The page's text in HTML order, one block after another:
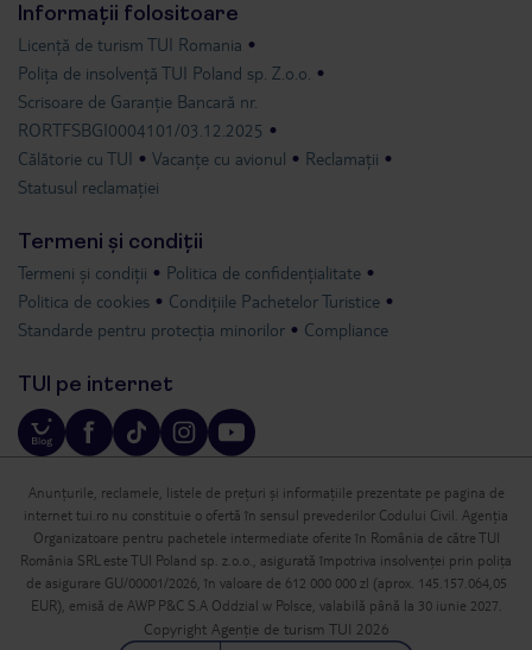
Informații folositoare
Licență de turism TUI Romania
Polița de insolvență TUI Poland sp. Z.o.o.
Scrisoare de Garanție Bancară nr.
RORTFSBGI0004101/03.12.2025
Călătorie cu TUI
Vacanțe cu avionul
Reclamații
Statusul reclamației
Termeni și condiții
Termeni și condiții
Politica de confidențialitate
Politica de cookies
Condițiile Pachetelor Turistice
Standarde pentru protecția minorilor
Compliance
TUI pe internet
Anunțurile, reclamele, listele de prețuri și informațiile prezentate pe pagina de
internet tui.ro nu constituie o ofertă în sensul prevederilor Codului Civil. Agenția
Organizatoare pentru pachetele intermediate oferite în România de către TUI
România SRL este TUI Poland sp. z.o.o., asigurată împotriva insolvenței prin polița
de asigurare GU/00001/2026, în valoare de 612 000 000 zl (aprox. 145.157.064,05
EUR), emisă de AWP P&C S.A Oddzial w Polsce, valabilă până la 30 iunie 2027.
Copyright Agenție de turism TUI 2026